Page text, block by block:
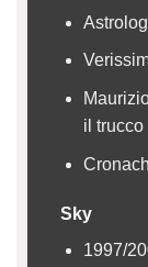
il
Sky
1997/